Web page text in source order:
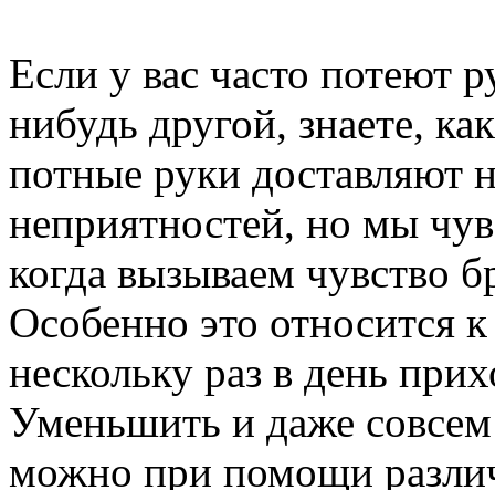
Если у вас часто потеют
нибудь другой, знаете,
потные руки доставляют
неприятностей, но мы
когда вызываем чувство
Особенно это относится
нескольку раз в день
Уменьшить и даже совсем
можно при помощи